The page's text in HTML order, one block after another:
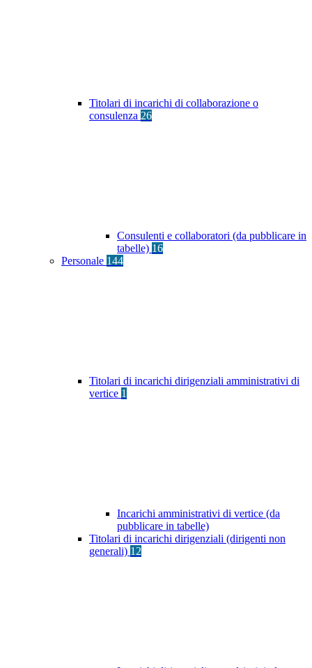
Titolari di incarichi di collaborazione o
consulenza 26
Consulenti e collaboratori (da pubblicare in
tabelle) 16
Personale 144
Titolari di incarichi dirigenziali amministrativi di
vertice 1
Incarichi amministrativi di vertice (da
pubblicare in tabelle)
Titolari di incarichi dirigenziali (dirigenti non
generali) 12